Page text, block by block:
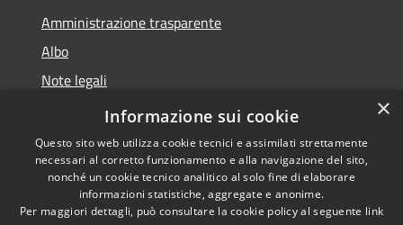
Amministrazione trasparente
Albo
Note legali
Dichiarazione di accessibilità
Copyright © 2026 • Città di
Brugherio • Powered by
×
Informazione sui cookie
Questo sito web utilizza cookie tecnici e assimilati strettamente
necessari al corretto funzionamento e alla navigazione del sito,
nonché un cookie tecnico analitico al solo fine di elaborare
informazioni statistiche, aggregate e anonime.
Per maggiori dettagli, può consultare la cookie policy al seguente link